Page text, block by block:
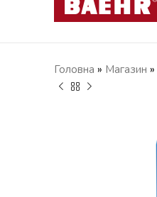
Головна » Магазин »